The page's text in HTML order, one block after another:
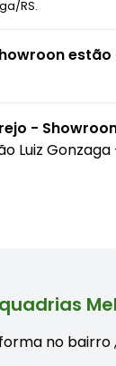
RS.
-
Luiz
no bairro